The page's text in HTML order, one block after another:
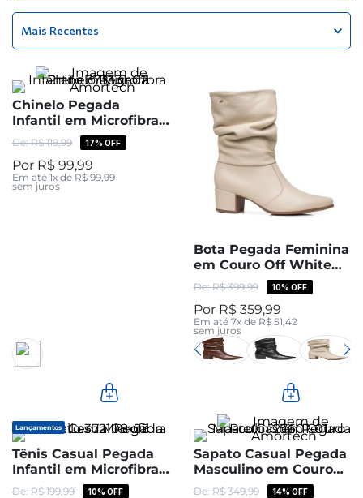
Mais Recentes
Chinelo Pegada
Infantil em Microfibra
Preto 373331-02
R$ 119,99 17% OFF
R$ 99,99
Em até 1x de R$ 99 99
sem juros
Bota Pegada Feminina
em Couro Off White
Cano Médio Slouch
280901-08
R$ 399,99 10% OFF
R$ 359,99
Em até 7x de R$ 51 42
sem juros
Lançamentos
Tênis Casual Pegada
Infantil em Microfibra
Preto 372108-03
R$ 199,99 10% OFF
Sapato Casual Pegada
Masculino em Couro
Preto 127601-01
R$ 349,99 14% OFF